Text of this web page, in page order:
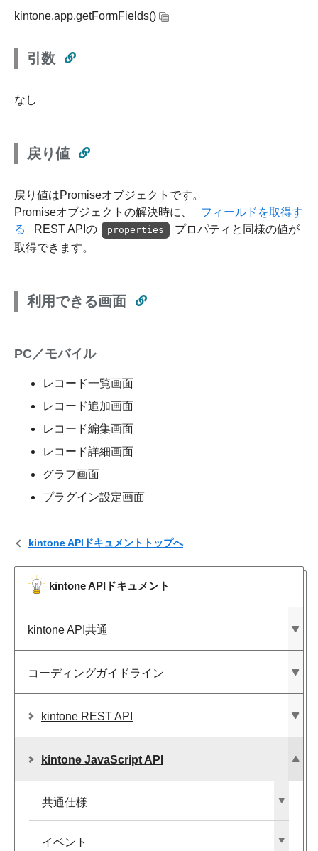
kintone APIドキュメントトップへ
kintone APIドキュメント
kintone API共通
コーディングガイドライン
kintone REST API
kintone JavaScript API
共通仕様
イベント
kintone.app.getFormFields()
引数
なし
戻り値
戻り値はPromiseオブジェクトです。
Promiseオブジェクトの解決時に、
フィールドを取得す
る
REST APIの properties
プロパティと同様の値が
取得できます。
利用できる画面
PC／モバイル
レコード一覧画面
レコード追加画面
レコード編集画面
レコード詳細画面
グラフ画面
プラグイン設定画面